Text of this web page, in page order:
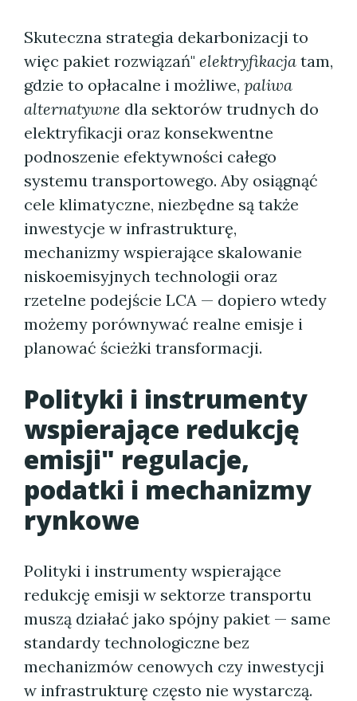
Skuteczna strategia dekarbonizacji to
więc pakiet rozwiązań" elektryfikacja tam,
gdzie to opłacalne i możliwe, paliwa
alternatywne dla sektorów trudnych do
elektryfikacji oraz konsekwentne
podnoszenie efektywności całego
systemu transportowego. Aby osiągnąć
cele klimatyczne, niezbędne są także
inwestycje w infrastrukturę,
mechanizmy wspierające skalowanie
niskoemisyjnych technologii oraz
rzetelne podejście LCA — dopiero wtedy
możemy porównywać realne emisje i
planować ścieżki transformacji.
Polityki i instrumenty
wspierające redukcję
emisji" regulacje,
podatki i mechanizmy
rynkowe
Polityki i instrumenty wspierające
redukcję emisji w sektorze transportu
muszą działać jako spójny pakiet — same
standardy technologiczne bez
mechanizmów cenowych czy inwestycji
w infrastrukturę często nie wystarczą.